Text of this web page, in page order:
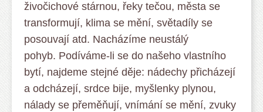
živočichové stárnou, řeky tečou, města se
transformují, klima se mění, světadíly se
posouvají atd. Nacházíme neustálý
pohyb. Podíváme-li se do našeho vlastního
bytí, najdeme stejné děje: nádechy přicházejí
a odcházejí, srdce bije, myšlenky plynou,
nálady se přeměňují, vnímání se mění, zvuky